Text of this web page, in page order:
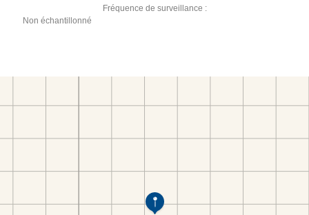
Fréquence de surveillance :
Non échantillonné